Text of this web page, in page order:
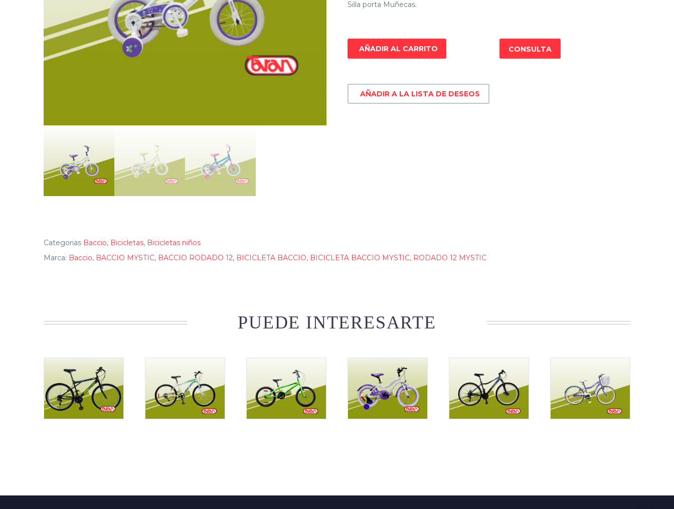
Silla porta Muñecas.
AÑADIR AL CARRITO
AÑADIR A LA LISTA DE DESEOS
CONSULTA
Categorias Baccio, Bicicletas, Bicicletas niños
Marca: Baccio, BACCIO MYSTIC, BACCIO RODADO 12, BICICLETA BACCIO, BICICLETA BACCIO MYSTIC, RODADO 12 MYSTIC
PUEDE INTERESARTE